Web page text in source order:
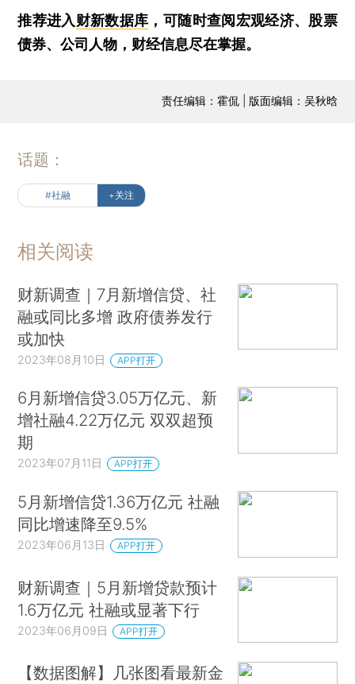
推荐进入财新数据库 ，可随时查阅宏观经济、股票
债券、公司人物，财经信息尽在掌握。
责任编辑：霍侃 | 版面编辑：吴秋晗
话题：
#社融 +关注
相关阅读
财新调查｜7月新增信贷、社
融或同比多增 政府债券发行
或加快
2023年08月10日 APP打开
6月新增信贷3.05万亿元、新
增社融4.22万亿元 双双超预
期
2023年07月11日 APP打开
5月新增信贷1.36万亿元 社融
同比增速降至9.5%
2023年06月13日 APP打开
财新调查｜5月新增贷款预计
1.6万亿元 社融或显著下行
2023年06月09日 APP打开
【数据图解】几张图看最新金